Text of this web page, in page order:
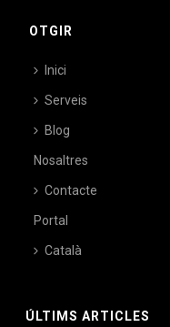
OTGIR
Inici
Serveis
Blog
Nosaltres
Contacte
Portal
Català
ÚLTIMS ARTICLES